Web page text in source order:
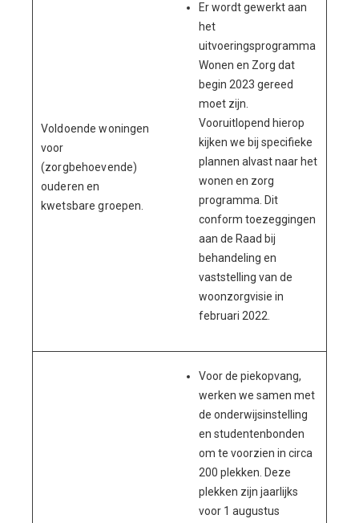
Voldoende woningen
voor
(zorgbehoevende)
ouderen en
kwetsbare groepen.
Er wordt gewerkt aan
het
uitvoeringsprogramma
Wonen en Zorg dat
begin 2023 gereed
moet zijn.
Vooruitlopend hierop
kijken we bij specifieke
plannen alvast naar het
wonen en zorg
programma. Dit
conform toezeggingen
aan de Raad bij
behandeling en
vaststelling van de
woonzorgvisie in
februari 2022.
Voor de piekopvang,
werken we samen met
de onderwijsinstelling
en studentenbonden
om te voorzien in circa
200 plekken. Deze
plekken zijn jaarlijks
voor 1 augustus